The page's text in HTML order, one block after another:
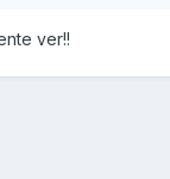
ver!!